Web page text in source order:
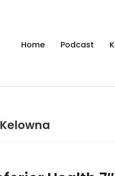
Home Podcast
Kelowna